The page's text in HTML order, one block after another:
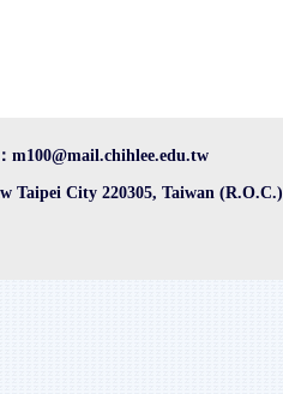
Taipei City 220305, Taiwan (R.O.C.)